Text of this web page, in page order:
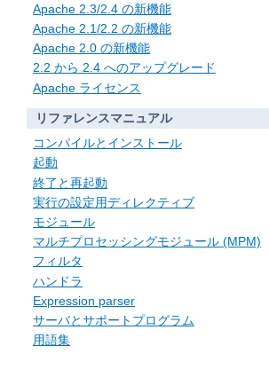
Apache 2.3/2.4 の新機能
Apache 2.1/2.2 の新機能
Apache 2.0 の新機能
2.2 から 2.4 へのアップグレード
Apache ライセンス
リファレンスマニュアル
コンパイルとインストール
起動
終了と再起動
実行の設定用ディレクティブ
モジュール
マルチプロセッシングモジュール (MPM)
フィルタ
ハンドラ
Expression parser
サーバとサポートプログラム
用語集